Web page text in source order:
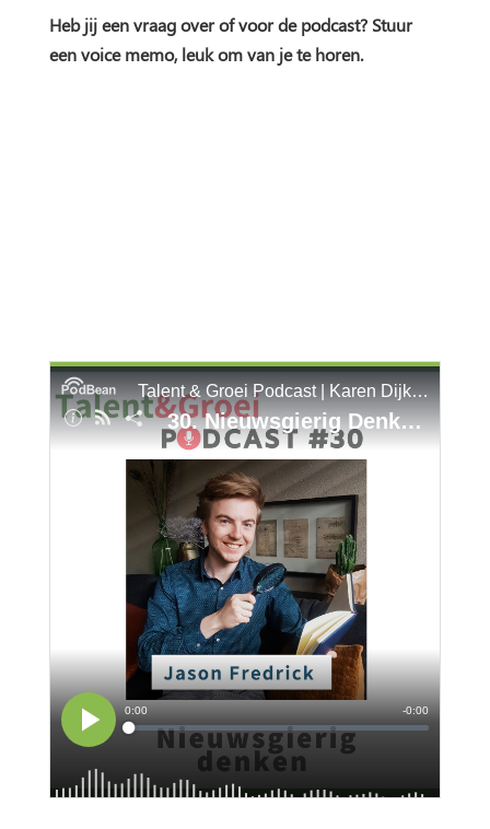
Heb jij een vraag over of voor de podcast? Stuur
een voice memo, leuk om van je te horen.